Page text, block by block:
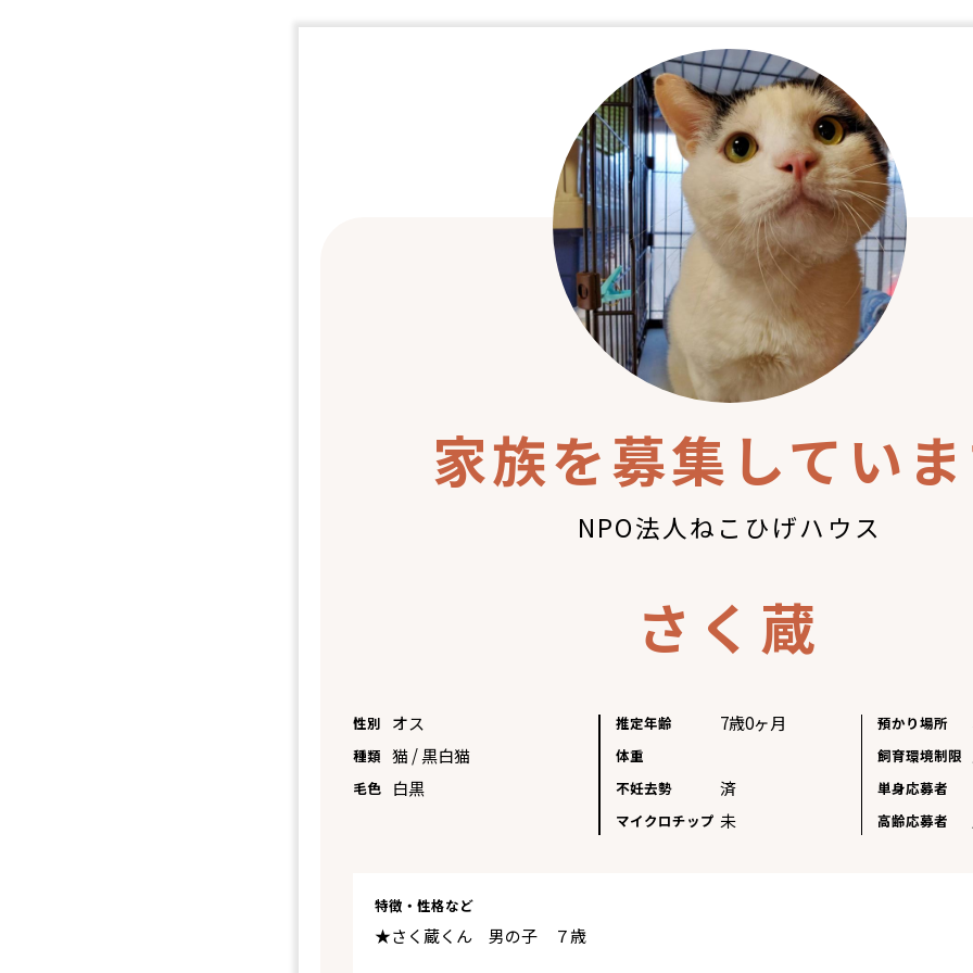
家族を募集してい
NPO法人ねこひげハウス
さく蔵
性別
種類
毛色
オス
猫 / 黒白猫
白黒
推定年齢
体重
不妊去勢
マイクロチップ
7歳0ヶ月
済
未
預かり場所
飼育環境制限
単身応募者
高齢応募者
特徴・性格など
★さく蔵くん 男の子 ７歳